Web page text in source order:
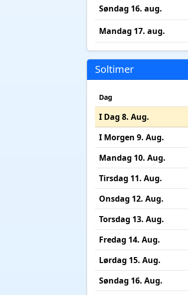
Søndag 16. aug.
Mandag 17. aug.
Soltimer
Dag
I Dag 8. Aug.
I Morgen 9. Aug.
Mandag 10. Aug.
Tirsdag 11. Aug.
Onsdag 12. Aug.
Torsdag 13. Aug.
Fredag 14. Aug.
Lørdag 15. Aug.
Søndag 16. Aug.